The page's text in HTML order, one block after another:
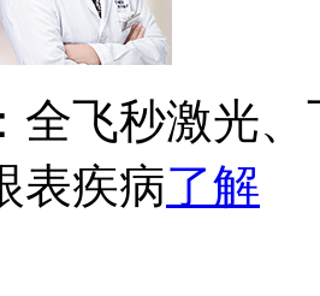
全飞秒激光
表疾病了解